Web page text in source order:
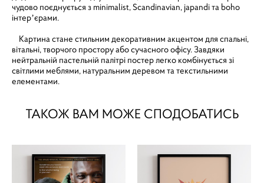
чудово поєднується з minimalist, Scandinavian, japandi та boho
інтерʼєрами.
Картина стане стильним декоративним акцентом для спальні,
вітальні, творчого простору або сучасного офісу. Завдяки
нейтральній пастельній палітрі постер легко комбінується зі
світлими меблями, натуральним деревом та текстильними
елементами.
ТАКОЖ ВАМ МОЖЕ СПОДОБАТИСЬ